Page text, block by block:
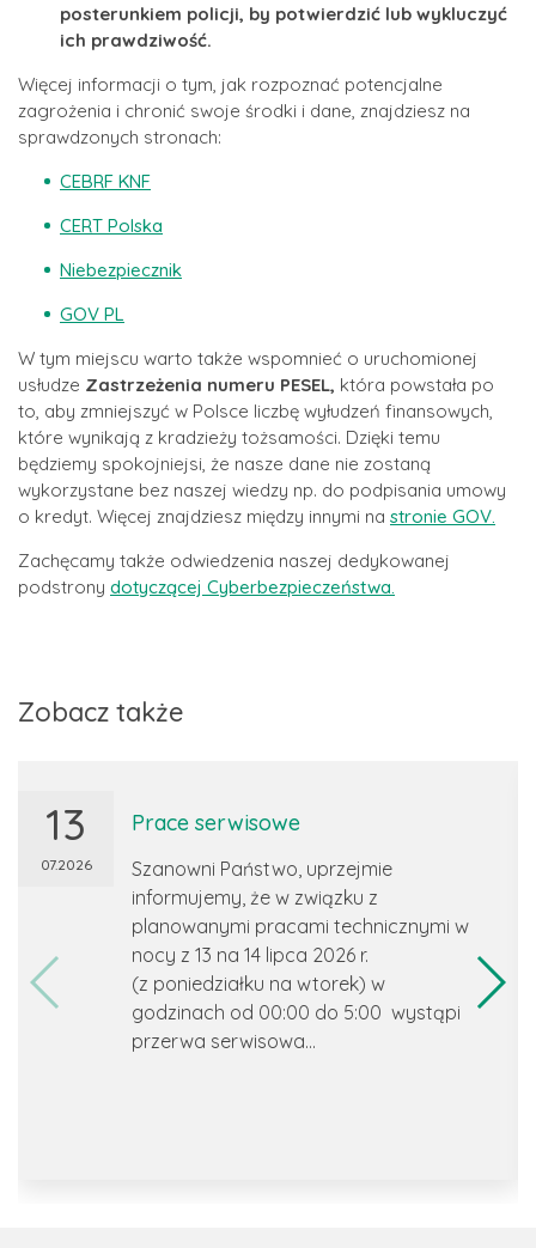
posterunkiem policji, by potwierdzić lub wykluczyć
ich prawdziwość.
Więcej informacji o tym, jak rozpoznać potencjalne
zagrożenia i chronić swoje środki i dane, znajdziesz na
sprawdzonych stronach:
CEBRF KNF
CERT Polska
Niebezpiecznik
GOV PL
W tym miejscu warto także wspomnieć o uruchomionej
usłudze Zastrzeżenia numeru PESEL, która powstała po
to, aby zmniejszyć w Polsce liczbę wyłudzeń finansowych,
które wynikają z kradzieży tożsamości. Dzięki temu
będziemy spokojniejsi, że nasze dane nie zostaną
wykorzystane bez naszej wiedzy np. do podpisania umowy
o kredyt. Więcej znajdziesz między innymi na stronie GOV.
Zachęcamy także odwiedzenia naszej dedykowanej
podstrony dotyczącej Cyberbezpieczeństwa.
Zobacz także
13
07.2026
Prace serwisowe
Szanowni Państwo, uprzejmie
informujemy, że w związku z
planowanymi pracami technicznymi w
nocy z 13 na 14 lipca 2026 r.
(z poniedziałku na wtorek) w
godzinach od 00:00 do 5:00 wystąpi
przerwa serwisowa...